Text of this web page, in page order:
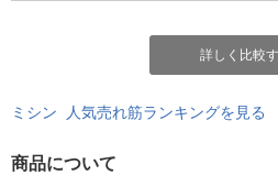
詳しく比較
ミシン 人気売れ筋ランキングを見る
商品について